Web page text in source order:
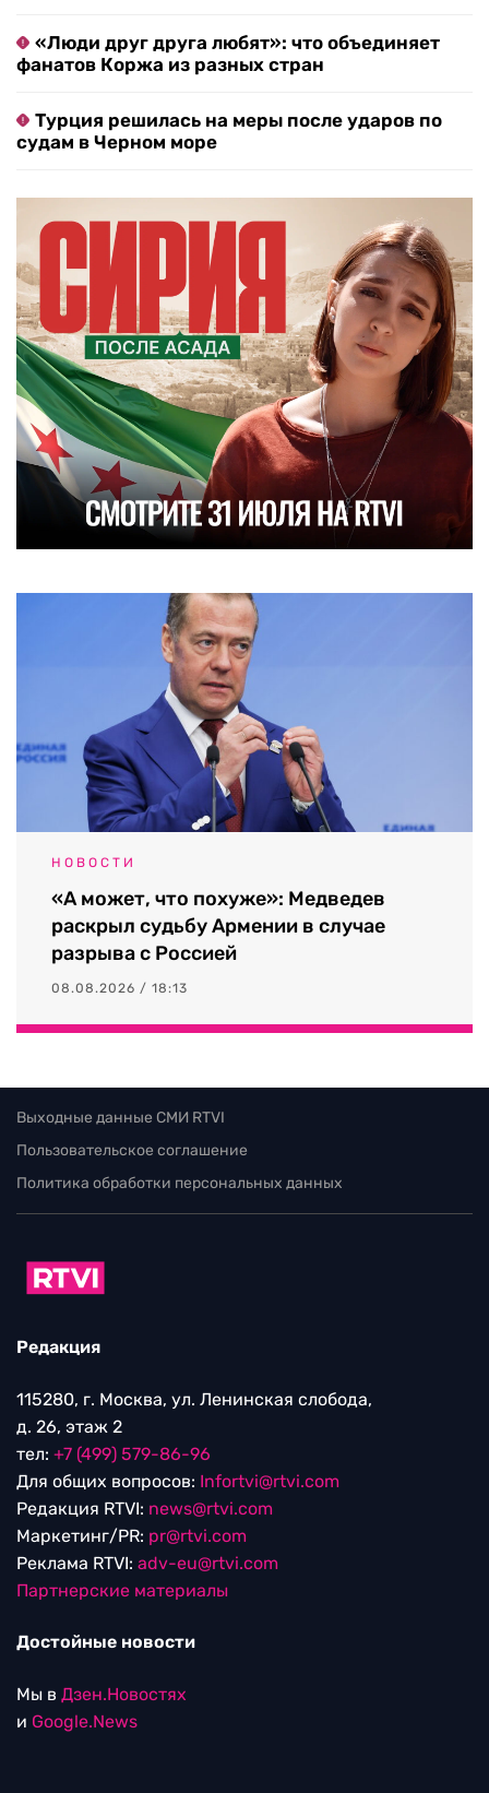
«Люди друг друга любят»: что объединяет
фанатов Коржа из разных стран
Турция решилась на меры после ударов по
судам в Черном море
НОВОСТИ
«А может, что похуже»: Медведев
раскрыл судьбу Армении в случае
разрыва с Россией
08.08.2026 / 18:13
Выходные данные СМИ RTVI
Пользовательское соглашение
Политика обработки персональных данных
Редакция
115280, г. Москва, ул. Ленинская слобода,
д. 26, этаж 2
тел: +7 (499) 579-86-96
Для общих вопросов: Infortvi@rtvi.com
Редакция RTVI: news@rtvi.com
Маркетинг/PR: pr@rtvi.com
Реклама RTVI: adv-eu@rtvi.com
Партнерские материалы
Достойные новости
Мы в Дзен.Новостях
и Google.News